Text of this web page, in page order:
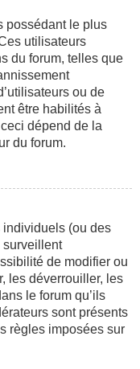
possédant le plus
utilisateurs
du forum, telles que
ou de
être habilités à
dépend de la
du forum.
individuels (ou des
surveillent
de modifier ou
les déverrouiller, les
le forum qu’ils
sont présents
règles imposées sur